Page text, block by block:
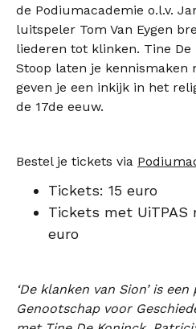
de Podiumacademie o.l.v.
luitspeler Tom Van Eygen
liederen tot klinken. Tine De
Stoop laten je
geven je een inkijk in het
de 17de eeuw.
Bestel je tickets via
Tickets: 15 euro
Tickets met
euro
‘De klanken van Sion’ is
Genootschap voor